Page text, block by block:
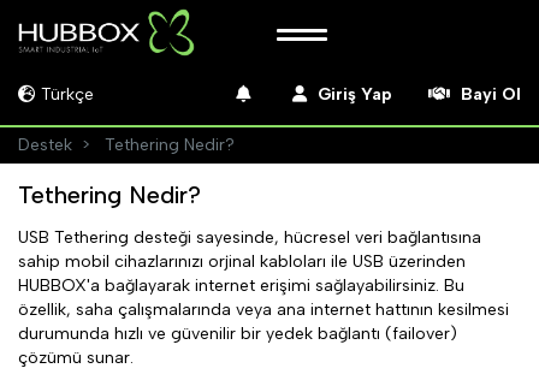
Türkçe Giriş Yap Bayi Ol
Destek Tethering Nedir?
Tethering Nedir?
USB Tethering desteği sayesinde, hücresel veri bağlantısına
sahip mobil cihazlarınızı orjinal kabloları ile USB üzerinden
HUBBOX'a bağlayarak internet erişimi sağlayabilirsiniz. Bu
özellik, saha çalışmalarında veya ana internet hattının kesilmesi
durumunda hızlı ve güvenilir bir yedek bağlantı (failover)
çözümü sunar.